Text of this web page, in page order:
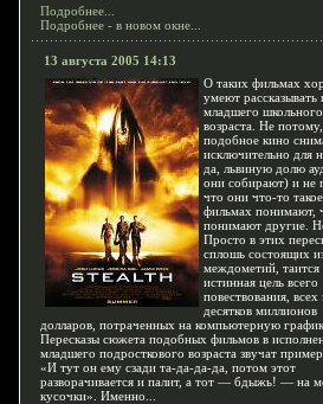
Подробнее...
Подробнее - в новом окне...
13 августа 2005 14:13
О таких фильмах
умеют рассказывать
младшего школьного
возраста. Не
подобное кино
исключительно для
да, львиную долю
они собирают) и не
что они что-то
фильмах понимают,
понимают другие.
Просто в этих
сплошь состоящих
междометий, таится
истинная цель всего
повествования, всех
десятков миллионов
долларов, потраченных на компьютерную
Пересказы сюжета подобных фильмов в
младшего подросткового возраста звучат
«И тут он ему сзади та-да-да-да, потом этот
разворачивается и палит, а тот — бдыжь! — на
кусочки». Именно...